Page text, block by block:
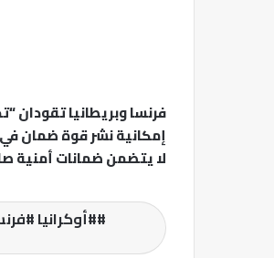
إمكانية نشر قوة ضمان
لا يتضمن ضمانات أمنية
#أوكرانيا